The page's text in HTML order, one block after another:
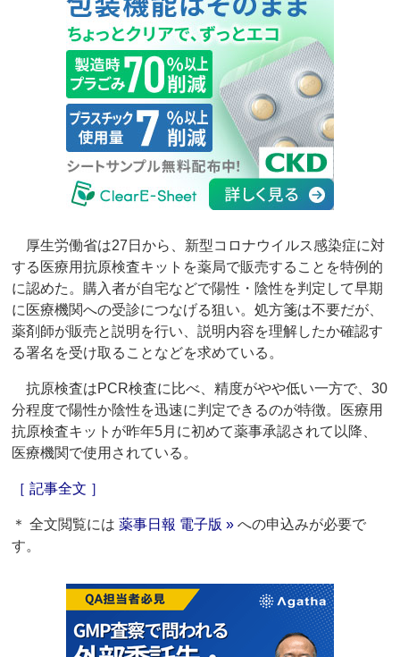
厚生労働省は27日から、新型コロナウイルス感染症に対
する医療用抗原検査キットを薬局で販売することを特例的
に認めた。購入者が自宅などで陽性・陰性を判定して早期
に医療機関への受診につなげる狙い。処方箋は不要だが、
薬剤師が販売と説明を行い、説明内容を理解したか確認す
る署名を受け取ることなどを求めている。
抗原検査はPCR検査に比べ、精度がやや低い一方で、30
分程度で陽性か陰性を迅速に判定できるのが特徴。医療用
抗原検査キットが昨年5月に初めて薬事承認されて以降、
医療機関で使用されている。
［ 記事全文 ］
＊ 全文閲覧には薬事日報 電子版 » への申込みが必要で
す。